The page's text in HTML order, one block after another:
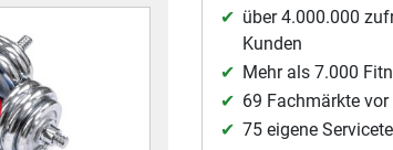
über 4.000.000
Kunden
Mehr als 7.000
69 Fachmärkte vor
75 eigene